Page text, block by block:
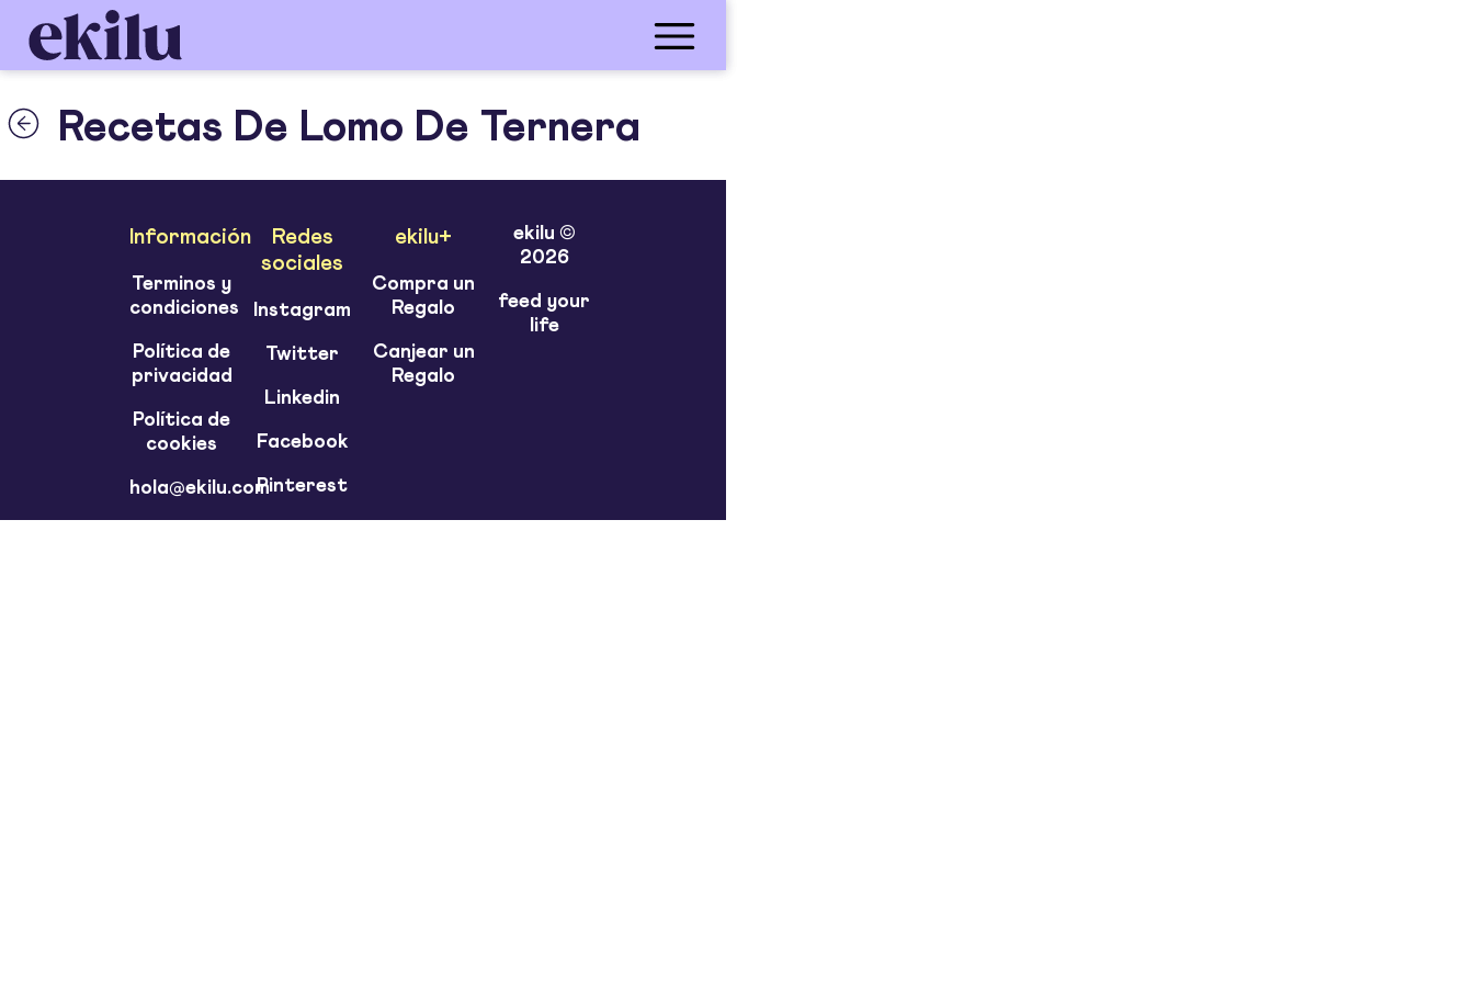
Recetas De Lomo De Ternera
Información
Terminos y
condiciones
Política de
privacidad
Política de
cookies
hola@ekilu.com
Redes
sociales
Instagram
Twitter
Linkedin
Facebook
Pinterest
ekilu+
Compra un
Regalo
Canjear un
Regalo
ekilu ©
2026
feed your
life